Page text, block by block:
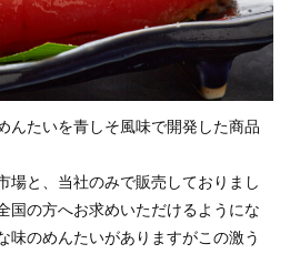
んたいを青しそ風味で開発した商品
場と、当社のみで販売しておりまし
国の方へお求めいただけるようにな
味のめんたいがありますがこの激う